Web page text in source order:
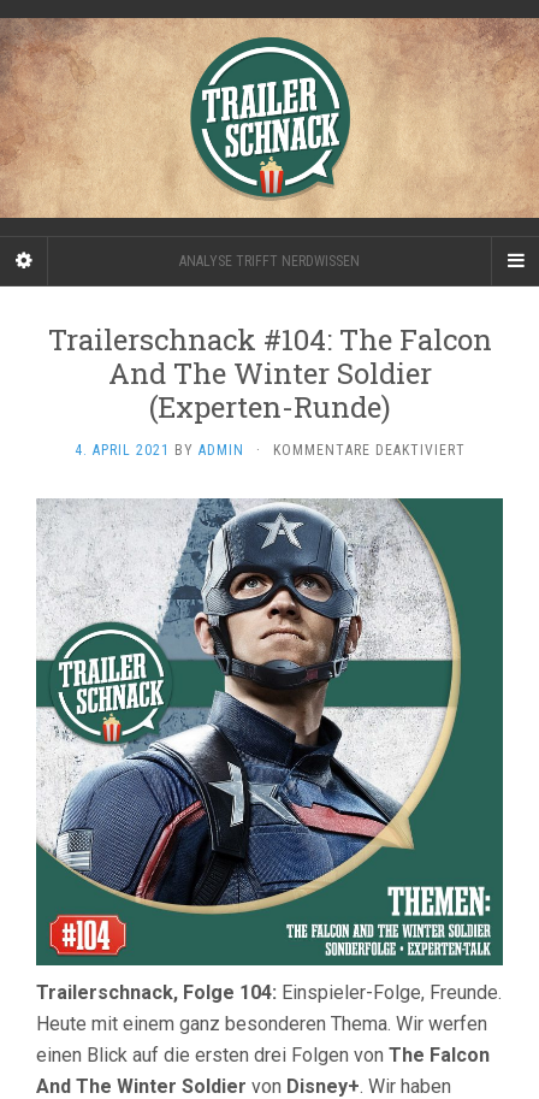
ANALYSE TRIFFT NERDWISSEN
Trailerschnack #104: The Falcon
And The Winter Soldier
(Experten-Runde)
4. APRIL 2021 BY ADMIN · KOMMENTARE DEAKTIVIERT
#104:
Trailerschnack, Folge 104: Einspieler-Folge, Freunde.
Heute mit einem ganz besonderen Thema. Wir werfen
einen Blick auf die ersten drei Folgen von The Falcon
And The Winter Soldier von Disney+. Wir haben